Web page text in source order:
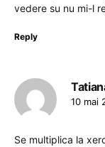
vedere su nu mi-l
Reply
10 mai
Se multiplica la